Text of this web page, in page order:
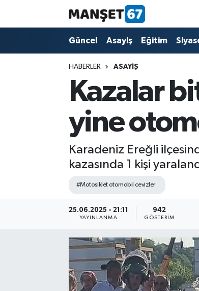
Güncel Asayiş Eğitim
HABERLER ASAYIŞ
Kazalar
yine
Karadeniz Ereğli
kazasında 1 kişi
#Motosiklet otomobil cevizler
25.06.2025 - 21:11
YAYINLANMA
942
GÖSTERIM